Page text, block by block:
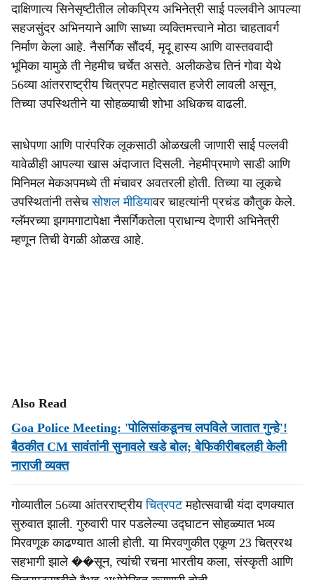
a
r
e
दाक्षिणात्य सिनेसृष्टीतील लोकप्रिय अभिनेत्री साई पल्लवीने आपल्या
सहजसुंदर अभिनयाने आणि साध्या व्यक्तिमत्त्वाने मोठा चाहतावर्ग
निर्माण केला आहे. नैसर्गिक सौंदर्य, मृदू हास्य आणि वास्तववादी
भूमिका यामुळे ती नेहमीच चर्चेत असते. अलीकडेच तिनं गोवा येथे
56व्या आंतरराष्ट्रीय चित्रपट महोत्सवात हजेरी लावली असून,
तिच्या उपस्थितीने या सोहळ्याची शोभा अधिकच वाढली.
साधेपणा आणि पारंपरिक लूकसाठी ओळखली जाणारी साई पल्लवी
यावेळीही आपल्या खास अंदाजात दिसली. नेहमीप्रमाणे साडी आणि
मिनिमल मेकअपमध्ये ती मंचावर अवतरली होती. तिच्या या लूकचे
उपस्थितांनी तसेचसोशल मीडियावर चाहत्यांनी प्रचंड कौतुक केले.
ग्लॅमरच्या झगमगाटापेक्षा नैसर्गिकतेला प्राधान्य देणारी अभिनेत्री
म्हणून तिची वेगळी ओळख आहे.
Also Read
Goa Police Meeting: 'पोलिसांकडूनच लपविले जातात गुन्हे'!
बैठकीत CM सावंतांनी सुनावले खडे बोल; बेफिकीरीबद्दलही केली
नाराजी व्यक्त
गोव्यातील 56व्या आंतरराष्ट्रीयचित्रपटमहोत्सवाची यंदा दणक्यात
सुरुवात झाली. गुरुवारी पार पडलेल्या उद्घाटन सोहळ्यात भव्य
मिरवणूक काढण्यात आली होती. या मिरवणुकीत एकूण 23 चित्ररथ
सहभागी झाले ��सून, त्यांची रचना भारतीय कला, संस्कृती आणि